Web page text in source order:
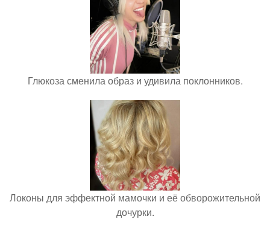
Глюкоза сменила образ и удивила поклонников.
Локоны для эффектной мамочки и её обворожительной
дочурки.